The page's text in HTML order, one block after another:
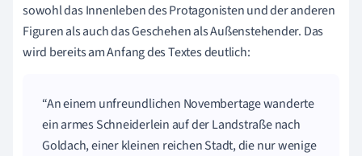
sowohl das Innenleben des Protagonisten und der anderen
Figuren als auch das Geschehen als Außenstehender. Das
wird bereits am Anfang des Textes deutlich:
An einem unfreundlichen Novembertage wanderte
ein armes Schneiderlein auf der Landstraße nach
Goldach, einer kleinen reichen Stadt, die nur wenige